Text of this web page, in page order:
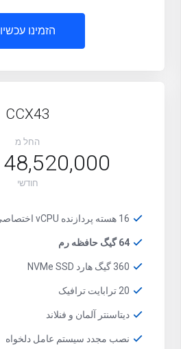
הזמינו עכשיו
CCX43
החל מ
48,520,000 تومان
חודשי
16 هسته پردازنده vCPU اختصاصی
64 گیگ حافظه رم
360 گیگ هارد NVMe SSD
20 ترابایت ترافیک
دیتاسنتر آلمان و فنلاند
نصب مجدد سیستم عامل دلخواه